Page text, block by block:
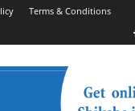
Terms & Conditions